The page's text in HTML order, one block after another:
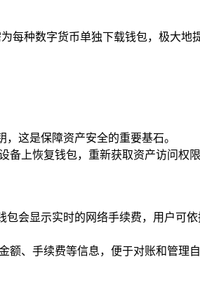
每种数字货币单独下载钱包，极大地
这是保障资产安全的重要基石。
上恢复钱包，重新获取资产访问权限
会显示实时的网络手续费，用户可
、手续费等信息，便于对账和管理自